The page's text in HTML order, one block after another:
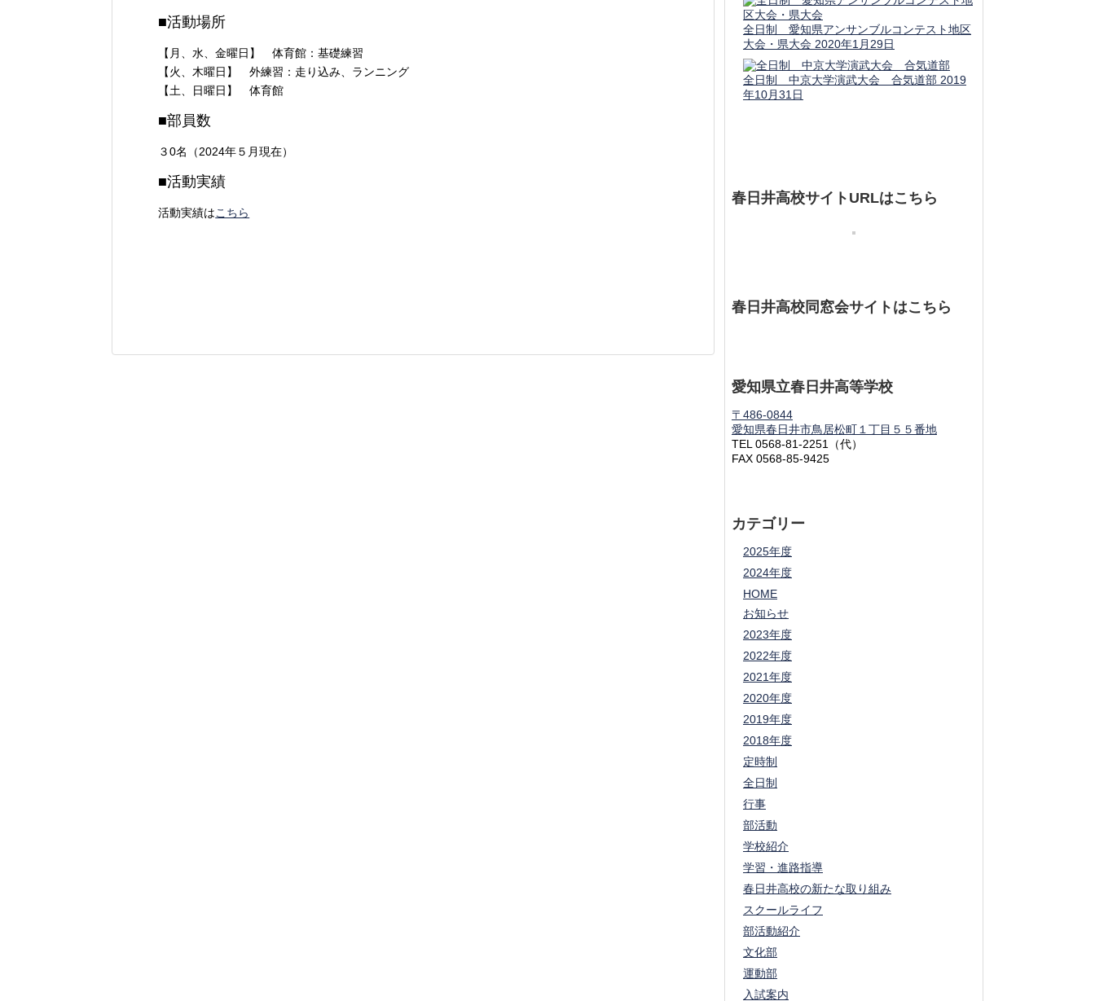
■活動場所
【月、水、金曜日】 体育館：基礎練習
【火、木曜日】 外練習：走り込み、ランニング
【土、日曜日】 体育館
■部員数
３0名（2024年５月現在）
■活動実績
活動実績はこちら
全日制 愛知県アンサンブルコンテスト地区
大会・県大会 2020年1月29日
全日制 中京大学演武大会 合気道部 2019
年10月31日
春日井高校サイトURLはこちら
春日井高校同窓会サイトはこちら
愛知県立春日井高等学校
〒486-0844
愛知県春日井市鳥居松町１丁目５５番地
TEL 0568-81-2251（代）
FAX 0568-85-9425
カテゴリー
2025年度
2024年度
HOME
お知らせ
2023年度
2022年度
2021年度
2020年度
2019年度
2018年度
定時制
全日制
行事
部活動
学校紹介
学習・進路指導
春日井高校の新たな取り組み
スクールライフ
部活動紹介
文化部
運動部
入試案内